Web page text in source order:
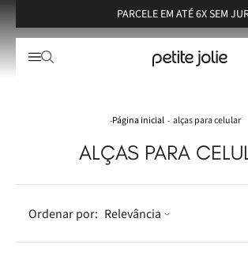
PARCELE EM ATÉ 6X SEM
alças para celular
ALÇAS PARA
Relevância